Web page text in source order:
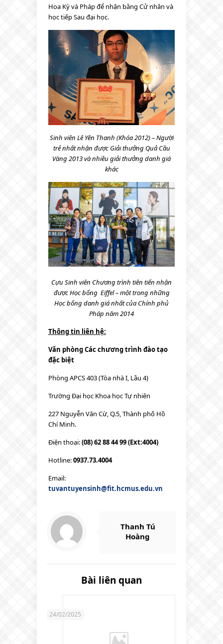
Hoa Kỳ và Pháp để nhận bằng Cử nhân và
học tiếp Sau đại học.
Sinh viên Lê Yên Thanh (Khóa 2012) – Người
trẻ nhất nhận được Giải thưởng Quả Cầu
Vàng 2013 và nhiều giải thưởng danh giá
khác
Cựu Sinh viên Chương trình tiên tiến nhận
được Học bổng Eiffel – một trong những
Học bổng danh giá nhất của Chính phủ
Pháp năm 2014
Thông tin liên hệ:
Văn phòng Các chương trình đào tạo
đặc biệt
Phòng APCS 403 (Tòa nhà I, Lầu 4)
Trường Đại học Khoa học Tự nhiên
227 Nguyễn Văn Cừ, Q.5, Thành phố Hồ
Chí Minh.
Điện thoại:(08) 62 88 44 99 (Ext:4004)
Hotline:0937.73.4004
Email:
tuvantuyensinh@fit.hcmus.edu.vn
Thanh Tú
Hoàng
Bài liên quan
24/02/2025